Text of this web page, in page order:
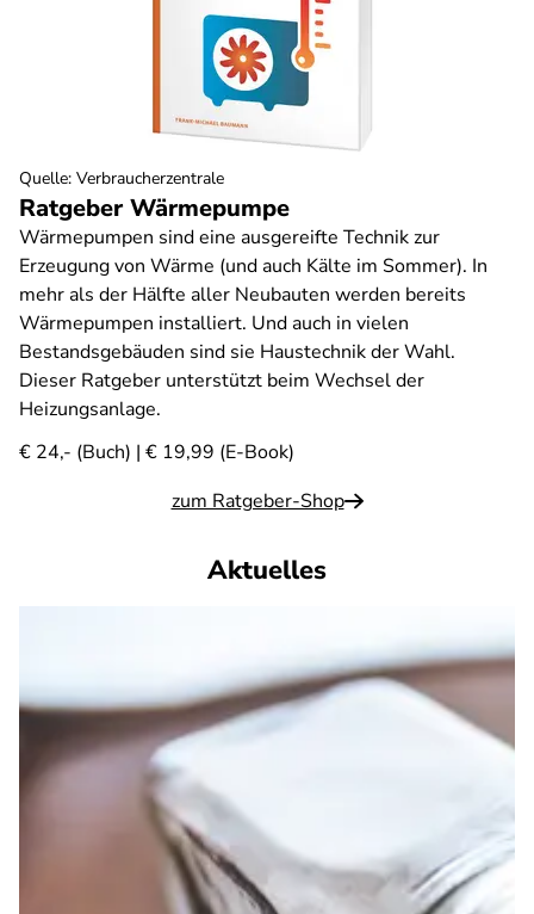
Ratgeber Wärmepumpe
Wärmepumpen sind eine ausgereifte Technik zur
Erzeugung von Wärme (und auch Kälte im Sommer). In
mehr als der Hälfte aller Neubauten werden bereits
Wärmepumpen installiert. Und auch in vielen
Bestandsgebäuden sind sie Haustechnik der Wahl.
Dieser Ratgeber unterstützt beim Wechsel der
Heizungsanlage.
€ 24,- (Buch) | € 19,99 (E-Book)
zum Ratgeber-Shop
Quelle: Verbraucherzentrale
Aktuelles